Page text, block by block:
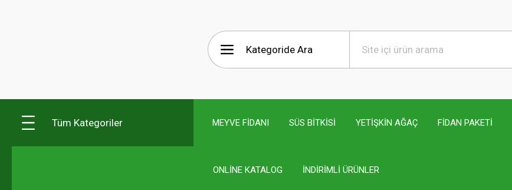
Tüm Kategoriler MEYVE FİDANI SÜS BİTKİSİ YETİŞKİN AĞAÇ FİDAN PAKETİ
ONLİNE KATALOG İNDİRİMLİ ÜRÜNLER